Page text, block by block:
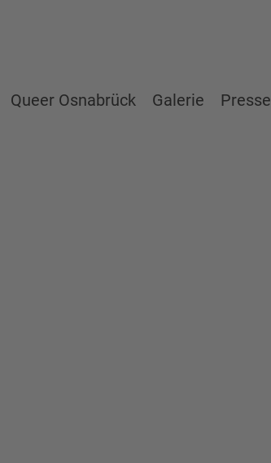
Queer Osnabrück Galerie Presse